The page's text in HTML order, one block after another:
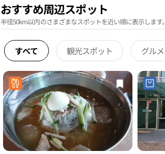
おすすめ周辺スポット
半径50km以内のさまざまなスポットを近い順に表示します。
すべて 観光スポット グルメ